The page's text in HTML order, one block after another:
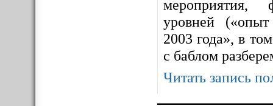
мероприятия,
уровней
2003 года», в
с баблом
Читать запись